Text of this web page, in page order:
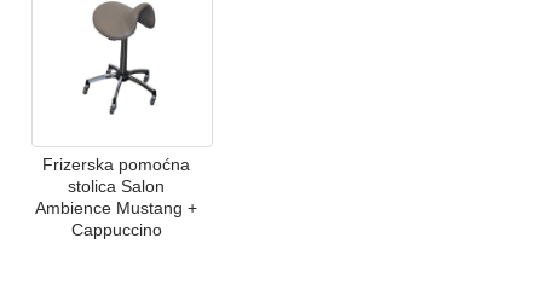
Frizerska pomoćna
stolica Salon
Ambience Mustang +
Cappuccino